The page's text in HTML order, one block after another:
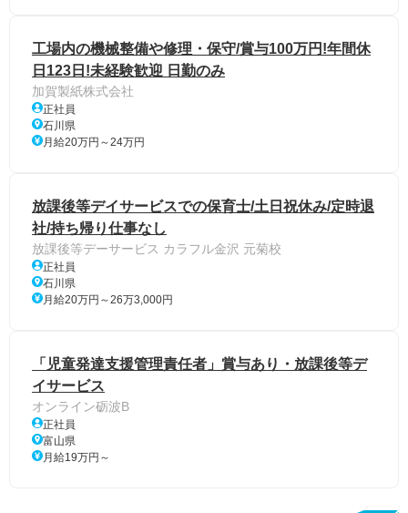
工場内の機械整備や修理・保守/賞与100万円!年間休
日123日!未経験歓迎 日勤のみ
加賀製紙株式会社
正社員
石川県
月給20万円～24万円
放課後等デイサービスでの保育⼠/土日祝休み/定時退
社/持ち帰り仕事なし
放課後等デーサービス カラフル金沢 元菊校
正社員
石川県
月給20万円～26万3,000円
「児童発達支援管理責任者」賞与あり・放課後等デ
イサービス
オンライン砺波B
正社員
富山県
月給19万円～